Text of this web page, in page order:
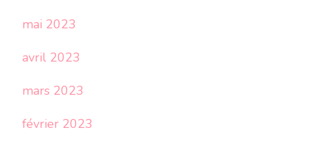
mai 2023
avril 2023
mars 2023
février 2023